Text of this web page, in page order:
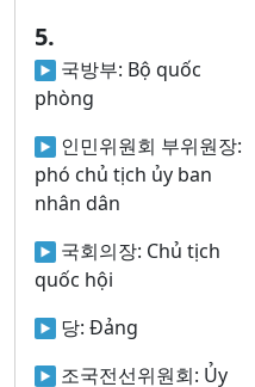
5.
국방부: Bộ quốc
phòng
인민위원회 부위원장:
phó chủ tịch ủy ban
nhân dân
국회의장: Chủ tịch
quốc hội
당: Đảng
조국전선위원회: Ủy